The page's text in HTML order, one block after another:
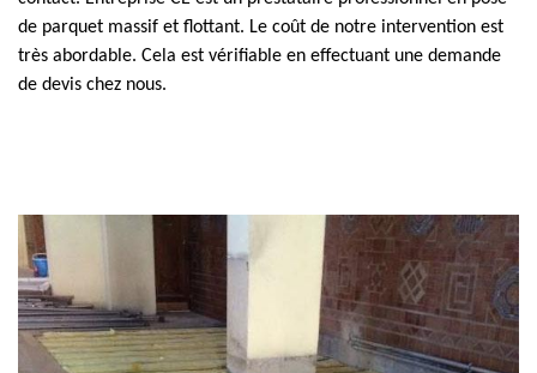
de parquet massif et flottant. Le coût de notre intervention est
très abordable. Cela est vérifiable en effectuant une demande
de devis chez nous.